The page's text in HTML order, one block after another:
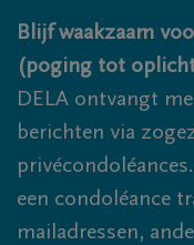
Overslaan en naar
Blijf waakzaam
(poging tot
DELA ontvangt
berichten via
een condoléance
mailadressen,